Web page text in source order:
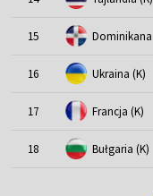
15 Dominikana
16 Ukraina (K)
17 Francja (K)
18 Bułgaria (K)